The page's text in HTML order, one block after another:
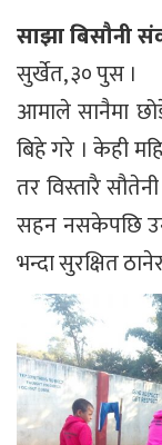
साझा बिसौनी
सुर्खेत, ३० पुस ।
आमाले सानैमा
बिहे गरे । केही
तर विस्तारै
सहन नसकेपछि
भन्दा सुरक्षित